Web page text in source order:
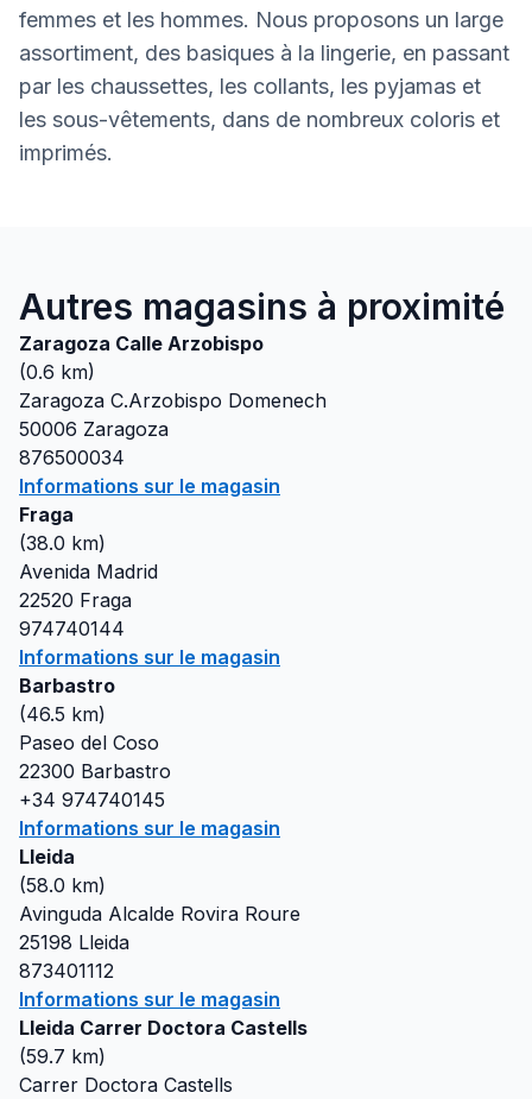
femmes et les hommes. Nous proposons un large
assortiment, des basiques à la lingerie, en passant
par les chaussettes, les collants, les pyjamas et
les sous-vêtements, dans de nombreux coloris et
imprimés.
Autres magasins à proximité
Zaragoza Calle Arzobispo
(0.6 km)
Zaragoza C.Arzobispo Domenech
50006 Zaragoza
876500034
Informations sur le magasin
Fraga
(38.0 km)
Avenida Madrid
22520 Fraga
974740144
Informations sur le magasin
Barbastro
(46.5 km)
Paseo del Coso
22300 Barbastro
+34 974740145
Informations sur le magasin
Lleida
(58.0 km)
Avinguda Alcalde Rovira Roure
25198 Lleida
873401112
Informations sur le magasin
Lleida Carrer Doctora Castells
(59.7 km)
Carrer Doctora Castells